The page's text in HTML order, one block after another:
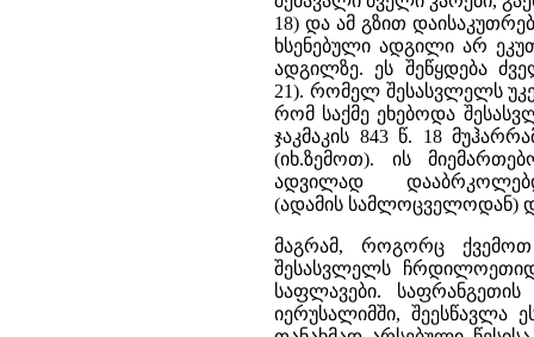
18) და ამ გზით
ხსენებული ადგილი არ
ადგილზე. ეს შეწყდება
21). რომელ შესასვლელს
რომ საქმე ეხებოდა
ჯაკმაკის 843 წ. 18
(იხ.ზემოთ). ის
ადვილად
(ადამის სამლოცველოდან)
მაგრამ, როგორც ქვემოთ
შესასვლელს
საფლავები.
იერუსალიმში, შეესწავლა